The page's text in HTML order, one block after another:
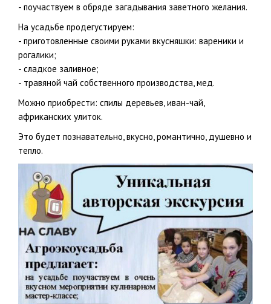
- поучаствуем в обряде загадывания заветного желания.
На усадьбе продегустируем:
- приготовленные своими руками вкусняшки: вареники и
рогалики;
- сладкое заливное;
- травяной чай собственного производства, мед.
Можно приобрести: спилы деревьев, иван-чай,
африканских улиток.
Это будет познавательно, вкусно, романтично, душевно и
тепло.